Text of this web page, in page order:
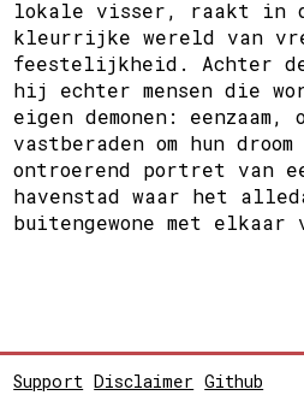
lokale visser, raakt in
kleurrijke wereld van
feestelijkheid. Achter de
hij echter mensen die
eigen demonen:
vastberaden om hun
ontroerend portret van
havenstad waar het
buitengewone met
Support Disclaimer Github